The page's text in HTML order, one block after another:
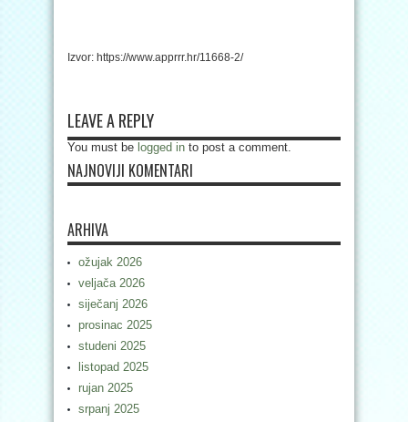
Izvor: https://www.apprrr.hr/11668-2/
LEAVE A REPLY
You must be logged in to post a comment.
NAJNOVIJI KOMENTARI
ARHIVA
ožujak 2026
veljača 2026
siječanj 2026
prosinac 2025
studeni 2025
listopad 2025
rujan 2025
srpanj 2025